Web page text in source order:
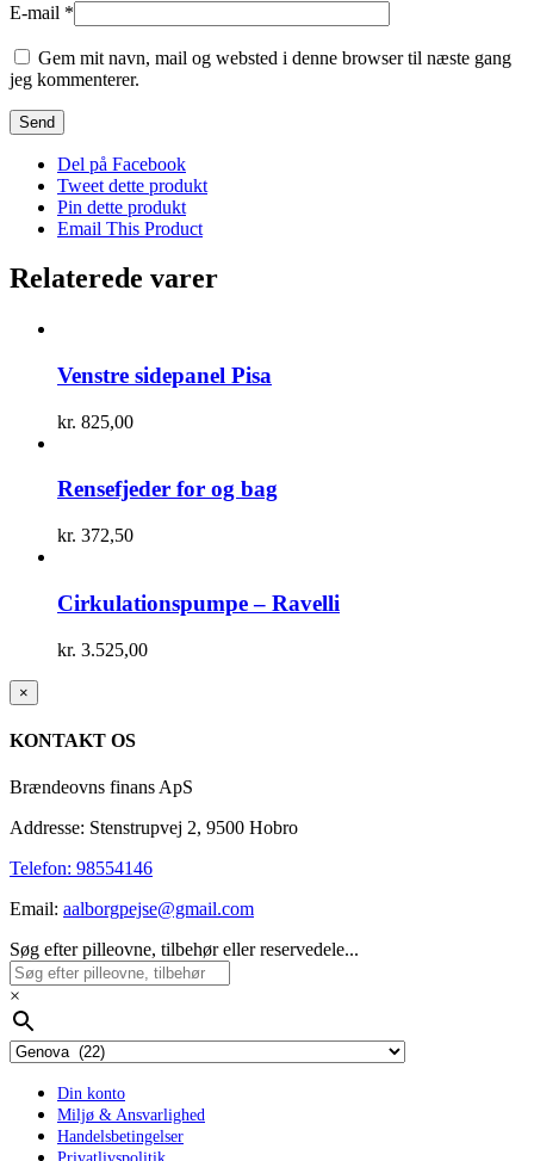
E-mail *
Gem mit navn, mail og websted i denne browser til næste gang
jeg kommenterer.
Del på Facebook
Tweet dette produkt
Pin dette produkt
Email This Product
Relaterede varer
Venstre sidepanel Pisa
kr. 825,00
Rensefjeder for og bag
kr. 372,50
Cirkulationspumpe – Ravelli
kr. 3.525,00
Close
product
view
×
KONTAKT OS
Brændeovns finans ApS
Addresse: Stenstrupvej 2, 9500 Hobro
Telefon: 98554146
Email: aalborgpejse@gmail.com
Søg efter pilleovne, tilbehør eller reservedele...
×
Din konto
Miljø & Ansvarlighed
Handelsbetingelser